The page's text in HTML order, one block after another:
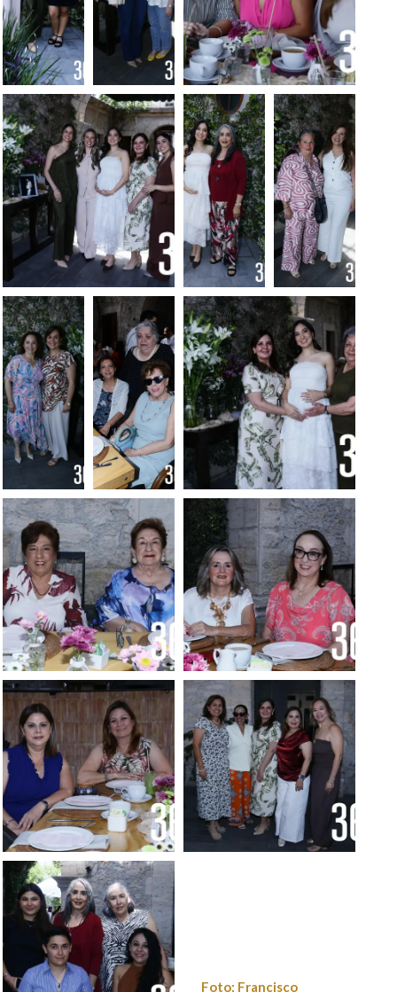
Foto: Francisco
Muñiz
Foto: Francisco
Muñiz
Foto: Francisco
Muñiz
Foto:
Francisco
Muñiz
Foto:
Francisco
Muñiz
Foto:
Francisco
Muñiz
Foto: Francisco
Muñiz
Foto: Francisco
Muñiz
Foto: Francisco
Muñiz
Foto:
Francisco
Muñiz
Foto: Francisco
Foto:
Francisco
Muñiz
Foto:
Francisco
Muñiz